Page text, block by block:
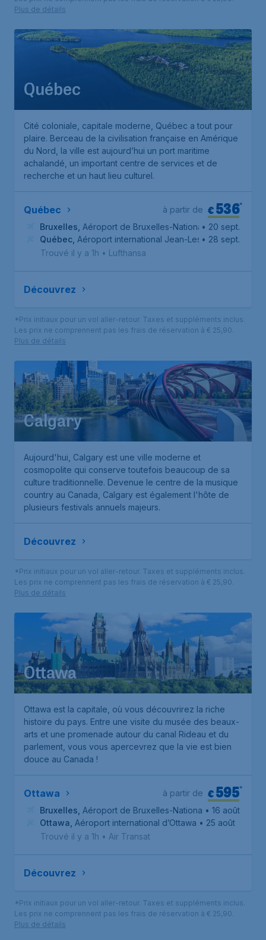
Plus de détails
Québec
Cité coloniale, capitale moderne, Québec a tout pour
plaire. Berceau de la civilisation française en Amérique
du Nord, la ville est aujourd’hui un port maritime
achalandé, un important centre de services et de
recherche et un haut lieu culturel.
Québec €536*
à partir de
Bruxelles Aéroport de Bruxelles-National• 20 sept.
Québec Aéroport international Jean-Lesage de Québec
• 28 sept.
Trouvé il y a 1h • Lufthansa
Découvrez
*Prix initiaux pour un vol aller-retour. Taxes et suppléments inclus.
Les prix ne comprennent pas les frais de réservation à € 25,90.
Plus de détails
Calgary
Aujourd'hui, Calgary est une ville moderne et
cosmopolite qui conserve toutefois beaucoup de sa
culture traditionnelle. Devenue le centre de la musique
country au Canada, Calgary est également l'hôte de
plusieurs festivals annuels majeurs.
Découvrez
*Prix initiaux pour un vol aller-retour. Taxes et suppléments inclus.
Les prix ne comprennent pas les frais de réservation à € 25,90.
Plus de détails
Ottawa
Ottawa est la capitale, où vous découvrirez la riche
histoire du pays. Entre une visite du musée des beaux-
arts et une promenade autour du canal Rideau et du
parlement, vous vous apercevrez que la vie est bien
douce au Canada !
Ottawa €595*
à partir de
Bruxelles Aéroport de Bruxelles-National • 16 août
Ottawa Aéroport international d’Ottawa • 25 août
Trouvé il y a 1h • Air Transat
Découvrez
*Prix initiaux pour un vol aller-retour. Taxes et suppléments inclus.
Les prix ne comprennent pas les frais de réservation à € 25,90.
Plus de détails